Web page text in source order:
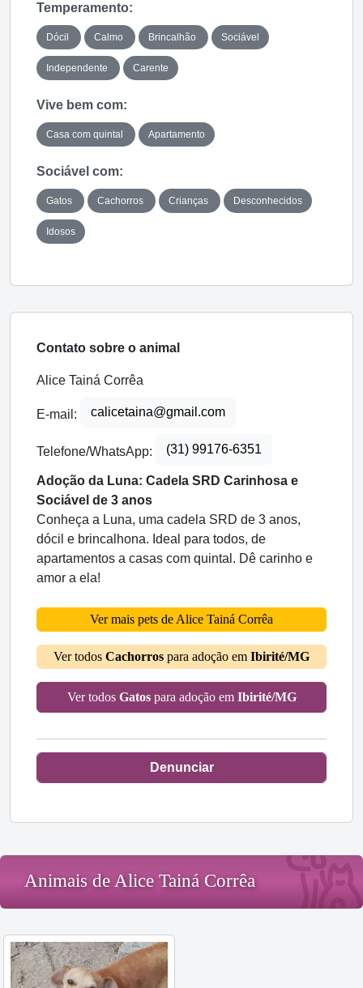
Temperamento:
Dócil Calmo Brincalhão Sociável
Independente Carente
Vive bem com:
Casa com quintal Apartamento
Sociável com:
Gatos Cachorros Crianças Desconhecidos
Idosos
Contato sobre o animal
Alice Tainá Corrêa
E-mail: calicetaina@gmail.com
Telefone/WhatsApp: (31) 99176-6351
Adoção da Luna: Cadela SRD Carinhosa e
Sociável de 3 anos
Conheça a Luna, uma cadela SRD de 3 anos,
dócil e brincalhona. Ideal para todos, de
apartamentos a casas com quintal. Dê carinho e
amor a ela!
Ver mais pets de Alice Tainá Corrêa
Ver todos Cachorros para adoção em Ibirité/MG
Ver todos Gatospara adoção em Ibirité/MG
Denunciar
Animais de Alice Tainá Corrêa